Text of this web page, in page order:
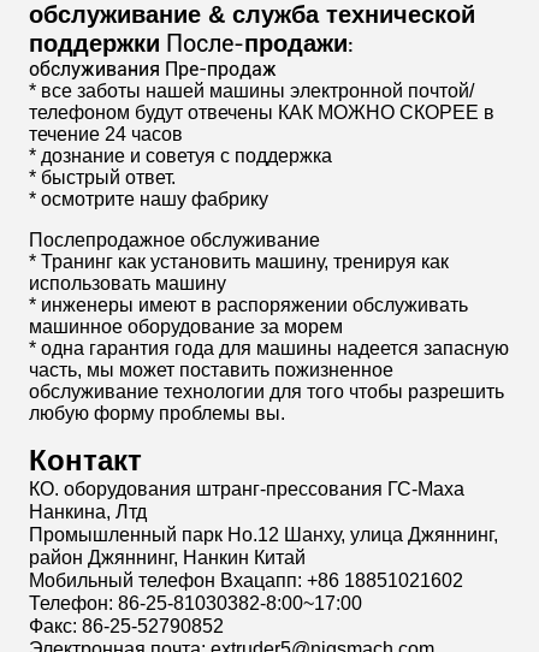
обслуживание & служба технической
поддержки После-продажи:
обслуживания Пре-продаж
* все заботы нашей машины электронной почтой/
телефоном будут отвечены КАК МОЖНО СКОРЕЕ в
течение 24 часов
* дознание и советуя с поддержка
* быстрый ответ.
* осмотрите нашу фабрику
Послепродажное обслуживание
* Транинг как установить машину, тренируя как
использовать машину
* инженеры имеют в распоряжении обслуживать
машинное оборудование за морем
* одна гарантия года для машины надеется запасную
часть, мы может поставить пожизненное
обслуживание технологии для того чтобы разрешить
любую форму проблемы вы.
Контакт
КО. оборудования штранг-прессования ГС-Маха
Нанкина, Лтд
Промышленный парк Но.12 Шанху, улица Джяннинг,
район Джяннинг, Нанкин Китай
Мобильный телефон Вхацапп: +86 18851021602
Телефон: 86-25-81030382-8:00~17:00
Факс: 86-25-52790852